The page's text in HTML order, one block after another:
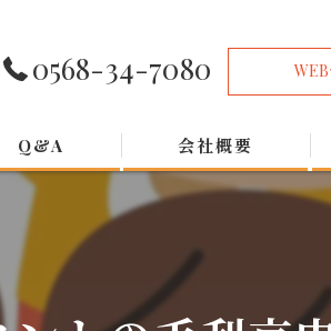
0568-34-7080
Q&A 会社概要